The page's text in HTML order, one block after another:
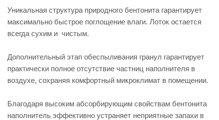
Уникальная структура природного бентонита гарантирует
максимально быстрое поглощение влаги. Лоток остается
всегда сухим и чистым.
Дополнительный этап обеспыливания гранул гарантирует
практически полное отсутствие частниц наполнителя в
воздухе, сохраняя комфортный микроклимат в помещении.
Благодаря высоким абсорбирующим свойствам бентонита
наполнитель эффективно устраняет неприятные запахи в